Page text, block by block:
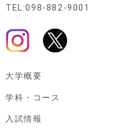
TEL:098-882-9001
大学概要
学科・コース
入試情報